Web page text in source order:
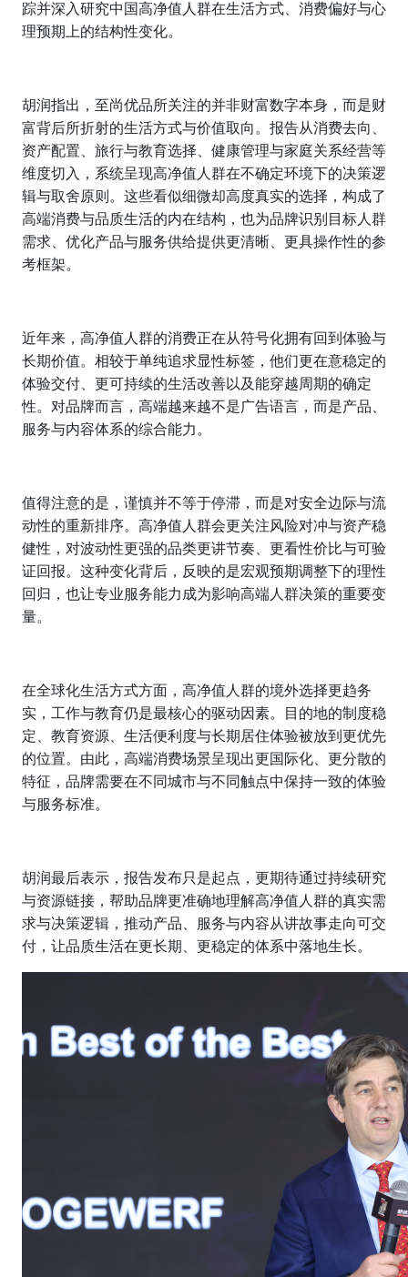
踪并深入研究中国高净值人群在生活方式、消费偏好与心
理预期上的结构性变化。
胡润指出，至尚优品所关注的并非财富数字本身，而是财
富背后所折射的生活方式与价值取向。报告从消费去向、
资产配置、旅行与教育选择、健康管理与家庭关系经营等
维度切入，系统呈现高净值人群在不确定环境下的决策逻
辑与取舍原则。这些看似细微却高度真实的选择，构成了
高端消费与品质生活的内在结构，也为品牌识别目标人群
需求、优化产品与服务供给提供更清晰、更具操作性的参
考框架。
近年来，高净值人群的消费正在从符号化拥有回到体验与
长期价值。相较于单纯追求显性标签，他们更在意稳定的
体验交付、更可持续的生活改善以及能穿越周期的确定
性。对品牌而言，高端越来越不是广告语言，而是产品、
服务与内容体系的综合能力。
值得注意的是，谨慎并不等于停滞，而是对安全边际与流
动性的重新排序。高净值人群会更关注风险对冲与资产稳
健性，对波动性更强的品类更讲节奏、更看性价比与可验
证回报。这种变化背后，反映的是宏观预期调整下的理性
回归，也让专业服务能力成为影响高端人群决策的重要变
量。
在全球化生活方式方面，高净值人群的境外选择更趋务
实，工作与教育仍是最核心的驱动因素。目的地的制度稳
定、教育资源、生活便利度与长期居住体验被放到更优先
的位置。由此，高端消费场景呈现出更国际化、更分散的
特征，品牌需要在不同城市与不同触点中保持一致的体验
与服务标准。
胡润最后表示，报告发布只是起点，更期待通过持续研究
与资源链接，帮助品牌更准确地理解高净值人群的真实需
求与决策逻辑，推动产品、服务与内容从讲故事走向可交
付，让品质生活在更长期、更稳定的体系中落地生长。